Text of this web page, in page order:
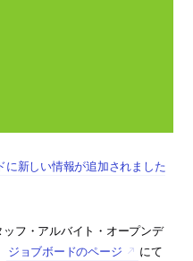
新しい情報が追加されました
フ・アルバイト・オープンデ
ジョブボードのページ
にて